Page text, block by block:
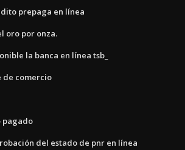
prepaga en línea
oro por onza.
la banca en línea tsb_
de comercio
pagado
del estado de pnr en línea